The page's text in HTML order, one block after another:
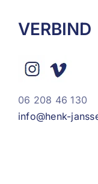
VERBIND
06 208 46 130
info@henk-